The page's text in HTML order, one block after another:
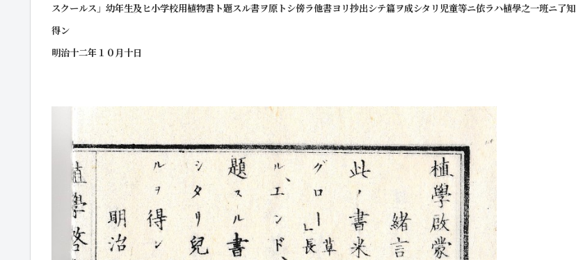
スクールス」幼年生及ヒ小学校用植物書ト題スル書ヲ原トシ傍ラ他書ヨリ抄出シテ篇ヲ成シタリ児童等ニ依ラハ植學之一班ニ了知
得ン
明治十二年１０月十日